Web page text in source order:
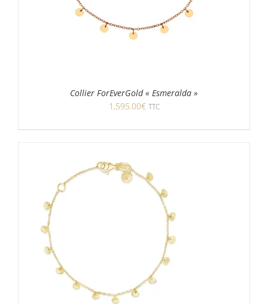
Collier ForEverGold « Esmeralda »
1,595.00€ TTC